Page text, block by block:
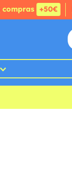
compras +50€